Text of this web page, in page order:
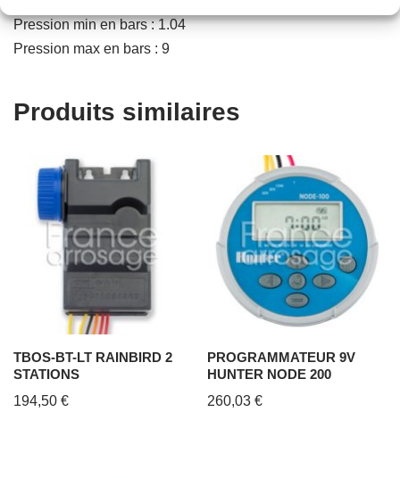
Pression min en bars : 1.04
Pression max en bars : 9
Produits similaires
TBOS-BT-LT RAINBIRD 2
STATIONS
194,50 €
PROGRAMMATEUR 9V
HUNTER NODE 200
260,03€